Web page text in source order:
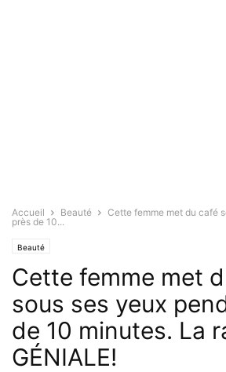
Accueil Beauté
Cette femme met du café
près de 10...
Beauté
Cette femme met
sous ses yeux
de 10 minutes. La
GÉNIALE!